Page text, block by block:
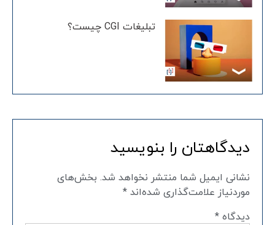
تبلیغات CGI چیست؟
دیدگاهتان را بنویسید
نشانی ایمیل شما منتشر نخواهد شد. بخش‌های
موردنیاز علامت‌گذاری شده‌اند *
دیدگاه *